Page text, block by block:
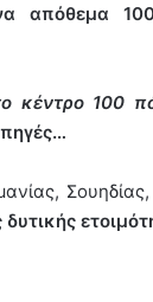
απόθεμα
κέντρο 100
δυτικής